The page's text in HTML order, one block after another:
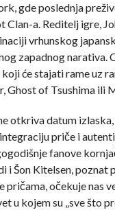
gde poslednja
Clan-a. Reditelj igre,
vrhunskog
zapadnog narativa.
koji će stajati rame uz
Ghost of Tsushima ili
otkriva datum
priče i
fanove
i Šon Kitelsen, poznat
pričama, očekuje nas
u kojem su „sve što